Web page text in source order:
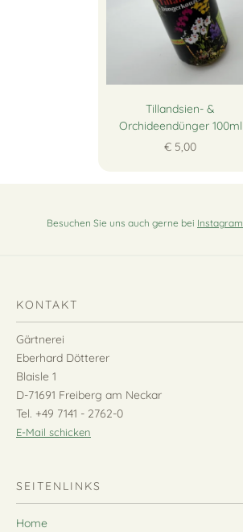
Tillandsien- &
Orchideendünger 100ml
€ 5,00
Besuchen Sie uns auch gerne bei Instagram
KONTAKT
Gärtnerei
Eberhard Dötterer
Blaisle 1
D-71691 Freiberg am Neckar
Tel. +49 7141 - 2762-0
E-Mail schicken
SEITENLINKS
Home